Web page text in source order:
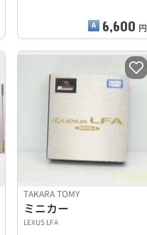
6,600 円
TAKARA TOMY
ミニカー
LEXUS LFA